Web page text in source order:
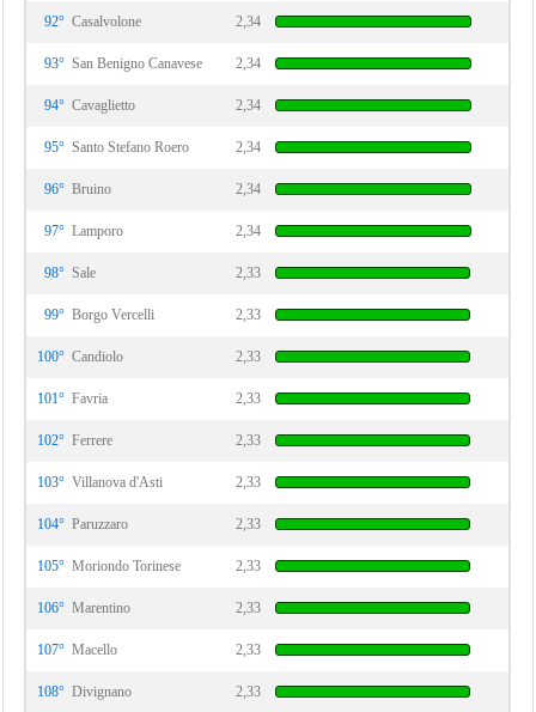
92° Casalvolone 2,34
93° San Benigno Canavese 2,34
94° Cavaglietto 2,34
95° Santo Stefano Roero 2,34
96° Bruino 2,34
97° Lamporo 2,34
98° Sale 2,33
99° Borgo Vercelli 2,33
100° Candiolo 2,33
101° Favria 2,33
102° Ferrere 2,33
103° Villanova d'Asti 2,33
104° Paruzzaro 2,33
105° Moriondo Torinese 2,33
106° Marentino 2,33
107° Macello 2,33
108° Divignano 2,33